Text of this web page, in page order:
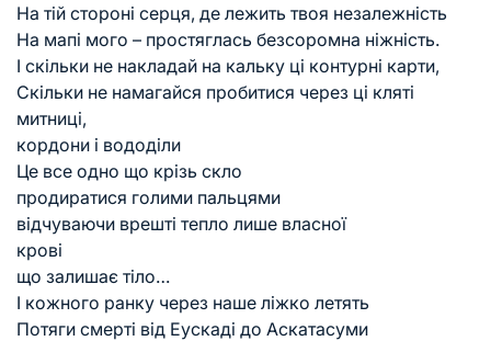
На тій стороні серця, де лежить твоя незалежність
На мапі мого – простяглась безсоромна ніжність.
І скільки не накладай на кальку ці контурні карти,
Скільки не намагайся пробитися через ці кляті
митниці,
кордони і вододіли
Це все одно що крізь скло
продиратися голими пальцями
відчуваючи врешті тепло лише власної
крові
що залишає тіло…
І кожного ранку через наше ліжко летять
Потяги смерті від Еускаді до Аскатасуми